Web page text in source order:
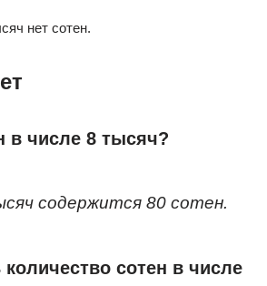
нет сотен.
в числе 8 тысяч?
содержится 80 сотен.
количество сотен в числе